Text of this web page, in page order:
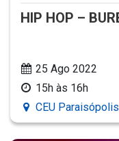
HIP HOP –
25 Ago 2022
15h às 16h
CEU